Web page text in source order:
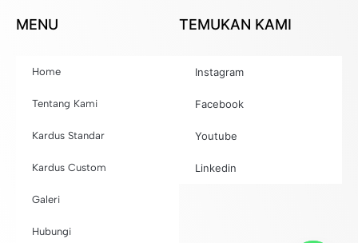
MENU
Home
Tentang Kami
Kardus Standar
Kardus Custom
Galeri
Hubungi
TEMUKAN KAMI
Instagram
Facebook
Youtube
Linkedin